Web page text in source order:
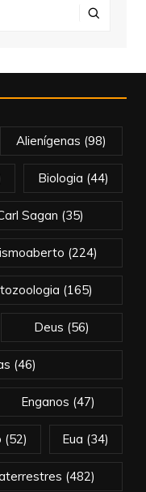
Alienígenas (98)
Biologia (44)
Sagan (35)
(224)
(165)
Deus (56)
(46)
Enganos (47)
(52) Eua (34)
(482)